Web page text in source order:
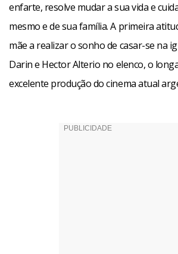
enfarte, resolve mudar a sua vida e
mesmo e de sua família. A primeira
mãe a realizar o sonho de casar-se na
Darin e Hector Alterio no elenco, o
excelente produção do cinema atual